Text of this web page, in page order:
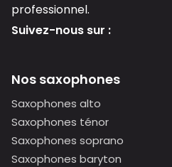
professionnel.
Suivez-nous sur :
Nos saxophones
Saxophones alto
Saxophones ténor
Saxophones soprano
Saxophones baryton